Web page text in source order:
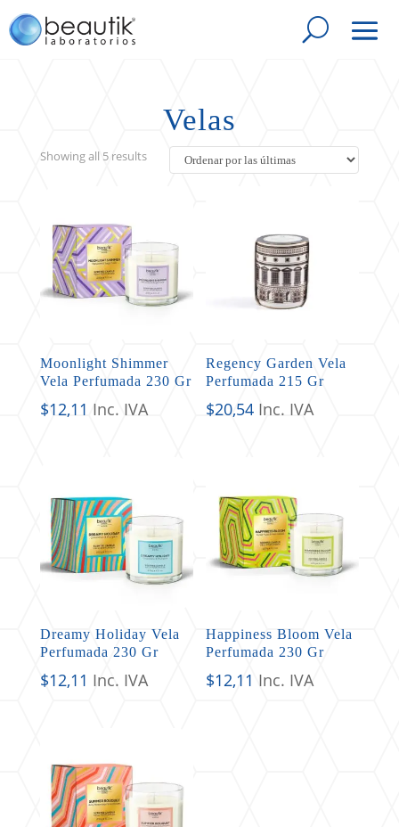
Velas
Showing all 5 resultsSorted
Moonlight Shimmer
Vela Perfumada 230 Gr
$12,11 Inc. IVA
Regency Garden Vela
Perfumada 215 Gr
$20,54 Inc. IVA
Dreamy Holiday Vela
Perfumada 230 Gr
$12,11 Inc. IVA
Happiness Bloom Vela
Perfumada 230 Gr
$12,11 Inc. IVA